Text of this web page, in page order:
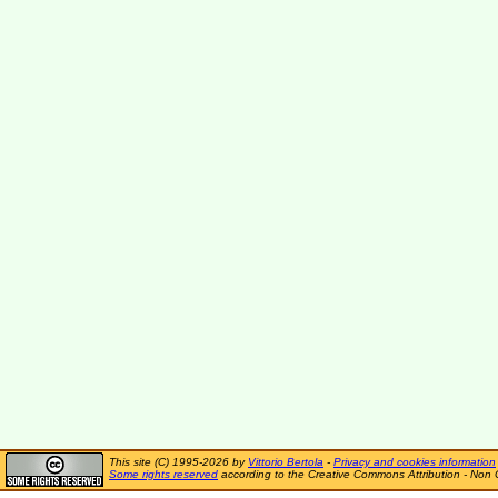
This site (C) 1995-2026 by Vittorio Bertola - Privacy and cookies information
Some rights reserved according to the Creative Commons Attribution - Non